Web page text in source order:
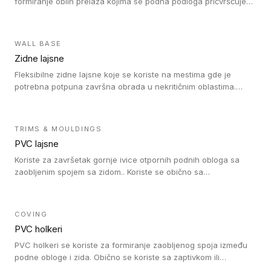
WALL BASE
Zidne lajsne
Fleksibilne zidne lajsne koje se koriste na mestima gde je
potrebna potpuna završna obrada u nekritičnim oblastima.
TRIMS & MOULDINGS
PVC lajsne
Koriste za završetak gornje ivice otpornih podnih obloga sa
zaobljenim spojem sa zidom.. Koriste se obično sa
rešenje).
COVING
PVC holkeri
PVC holkeri se koriste za formiranje zaobljenog spoja između
podne obloge i zida. Obično se koriste sa zaptivkom ili